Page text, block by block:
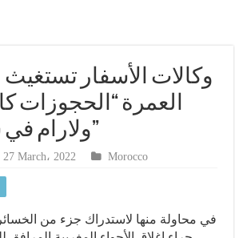
وكالات الأسفار تستغيث
العمرة “الحجوزات
ولارام في سبات عميق”
27 March، 2022 Morocco
في محاولة منها لاستدراك جزء من الخسائر